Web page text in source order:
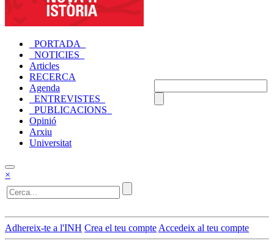
_PORTADA_
_NOTICIES_
Articles
RECERCA
Agenda
_ENTREVISTES_
_PUBLICACIONS_
Opinió
Arxiu
Universitat
×
Adhereix-te a l'INH Crea el teu compte Accedeix al teu compte